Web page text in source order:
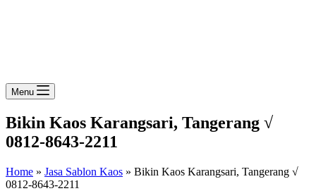
Menu
Bikin Kaos Karangsari, Tangerang √
0812-8643-2211
Home » Jasa Sablon Kaos » Bikin Kaos Karangsari, Tangerang √
0812-8643-2211